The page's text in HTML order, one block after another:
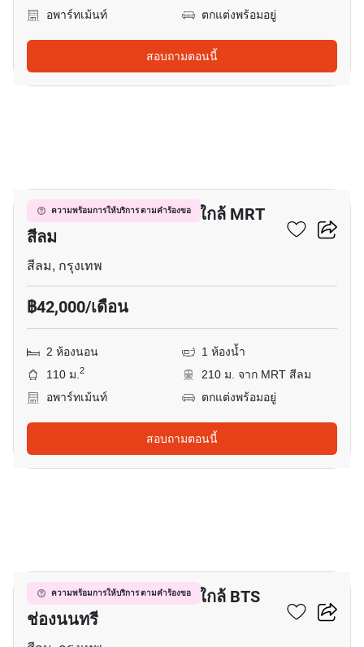
อพาร์ทเม้นท์
ตกแต่งพร้อมอยู่
สอบถามตอนนี้
ความพร้อมการให้บริการ ตามคำร้องขอ
อพาร์ทเมนต์ 2-ห้องนอน ใกล้ MRT
สีลม
สีลม, กรุงเทพ
฿42,000/เดือน
2 ห้องนอน
1 ห้องน้ำ
110 ม.2
210 ม. จาก MRT สีลม
อพาร์ทเม้นท์
ตกแต่งพร้อมอยู่
สอบถามตอนนี้
ความพร้อมการให้บริการ ตามคำร้องขอ
อพาร์ทเมนต์ 2-ห้องนอน ใกล้ BTS
ช่องนนทรี